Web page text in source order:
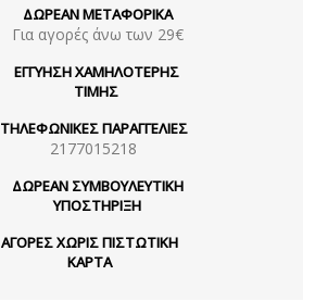
ΔΩΡΕΑΝ ΜΕΤΑΦΟΡΙΚΑ
Για αγορές άνω των 29€
ΕΓΓΥΗΣΗ ΧΑΜΗΛΟΤΕΡΗΣ
ΤΙΜΗΣ
ΤΗΛΕΦΩΝΙΚΕΣ ΠΑΡΑΓΓΕΛΙΕΣ
2177015218
ΔΩΡΕΑΝ ΣΥΜΒΟΥΛΕΥΤΙΚΗ
ΥΠΟΣΤΗΡΙΞΗ
ΑΓΟΡΕΣ ΧΩΡΙΣ ΠΙΣΤΩΤΙΚΗ
ΚΑΡΤΑ